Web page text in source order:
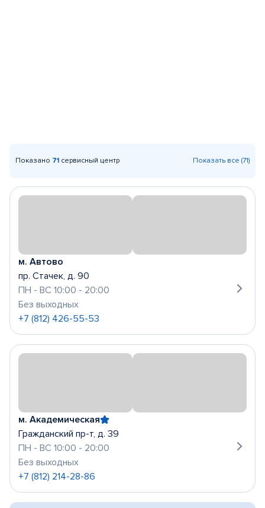
Показано 71 сервисный центр Показать все (71)
м. Автово
пр. Стачек, д. 90
ПН - ВС 10:00 - 20:00
Без выходных
+7 (812) 426-55-53
м. Академическая
Гражданский пр-т, д. 39
ПН - ВС 10:00 - 20:00
Без выходных
+7 (812) 214-28-86